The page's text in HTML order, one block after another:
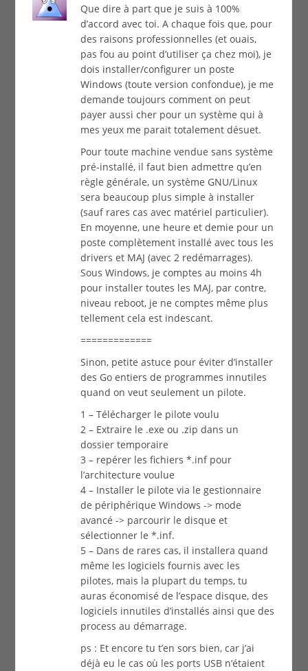
Que dire à part que je suis à 100%
d’accord avec toi. A chaque fois que, pour
des raisons professionnelles (et ouais,
pas fou au point d’utiliser ça chez moi), je
dois installer/configurer un poste
Windows (toute version confondue), je me
demande toujours comment on peut
payer aussi cher pour un système qui à
mes yeux me parait totalement désuet.
Pour toute machine vendue sans système
pré-installé, il faut bien admettre qu’en
règle générale, un système GNU/Linux
sera beaucoup plus simple à installer
(sauf rares cas avec matériel particulier).
En moyenne, une heure et demie pour un
poste complètement installé avec tous les
drivers et MAJ (avec 2 redémarrages).
Sous Windows, je comptes au moins 4h
pour installer toutes les MAJ, par contre,
niveau reboot, je ne comptes même plus
tellement cela est indescant.
=============
Sinon, petite astuce pour éviter d’installer
des Go entiers de programmes innutiles
quand on veut seulement un pilote.
1 – Télécharger le pilote voulu
2 – Extraire le .exe ou .zip dans un
dossier temporaire
3 – repérer les fichiers *.inf pour
l’architecture voulue
4 – Installer le pilote via le gestionnaire
de périphérique Windows -> mode
avancé -> parcourir le disque et
sélectionner le *.inf.
5 – Dans de rares cas, il installera quand
même les logiciels fournis avec les
pilotes, mais la plupart du temps, tu
auras économisé de l’espace disque, des
logiciels innutiles d’installés ainsi que des
process au démarrage.
ps : Et encore tu t’en sors bien, car j’ai
déjà eu le cas où les ports USB n’étaient